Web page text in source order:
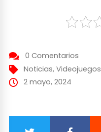
0 Comentarios
Noticias, Videojuegos
2 mayo, 2024